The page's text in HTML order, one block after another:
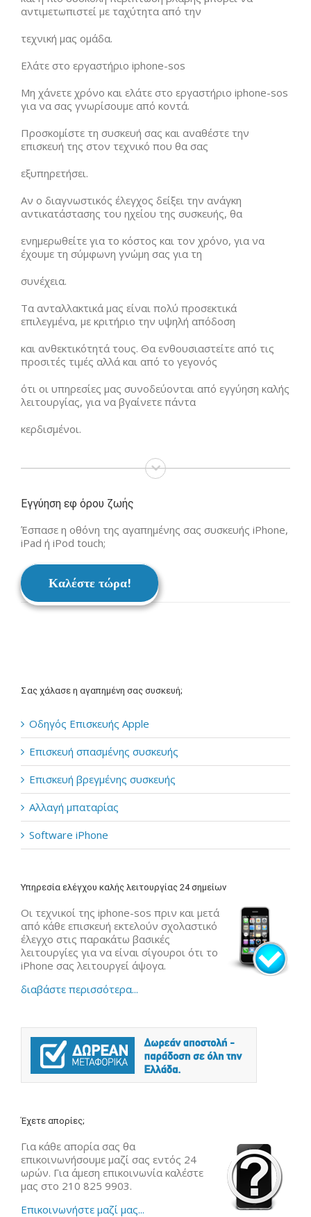
αντιμετωπιστεί με ταχύτητα από την
τεχνική μας ομάδα.
Ελάτε στο εργαστήριο iphone-sos
Μη χάνετε χρόνο και ελάτε στο εργαστήριο iphone-sos
για να σας γνωρίσουμε από κοντά.
Προσκομίστε τη συσκευή σας και αναθέστε την
επισκευή της στον τεχνικό που θα σας
εξυπηρετήσει.
Αν ο διαγνωστικός έλεγχος δείξει την ανάγκη
αντικατάστασης του ηχείου της συσκευής, θα
ενημερωθείτε για το κόστος και τον χρόνο, για να
έχουμε τη σύμφωνη γνώμη σας για τη
συνέχεια.
Τα ανταλλακτικά μας είναι πολύ προσεκτικά
επιλεγμένα, με κριτήριο την υψηλή απόδοση
και ανθεκτικότητά τους. Θα ενθουσιαστείτε από τις
προσιτές τιμές αλλά και από το γεγονός
ότι οι υπηρεσίες μας συνοδεύονται από εγγύηση καλής
λειτουργίας, για να βγαίνετε πάντα
κερδισμένοι.
Εγγύηση εφ όρου ζωής
Έσπασε η οθόνη της αγαπημένης σας συσκευής iPhone,
iPad ή iPod touch;
Καλέστε τώρα!
Σας χάλασε η αγαπημένη σας συσκευή;
Οδηγός Επισκευής Apple
Επισκευή σπασμένης συσκευής
Επισκευή βρεγμένης συσκευής
Αλλαγή μπαταρίας
Software iPhone
Υπηρεσία ελέγχου καλής λειτουργίας 24 σημείων
Οι τεχνικοί της iphone-sos πριν και μετά
από κάθε επισκευή εκτελούν σχολαστικό
έλεγχο στις παρακάτω βασικές
λειτουργίες για να είναι σίγουροι ότι το
iPhone σας λειτουργεί άψογα.
διαβάστε περισσότερα...
Έχετε απορίες;
Για κάθε απορία σας θα
επικοινωνήσουμε μαζί σας εντός 24
ωρών. Για άμεση επικοινωνία καλέστε
μας στο 210 825 9903.
Επικοινωνήστε μαζί μας...